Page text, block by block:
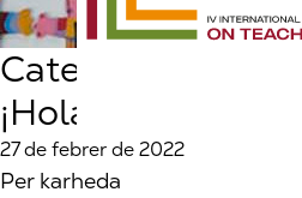
Categoria:
¡Hola, mundo!
27 de febrer de 2022
Per karheda